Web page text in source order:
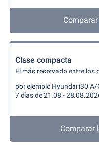
Clase compacta
El más reservado entre los
por ejemplo Hyundai i30 A/
7 días de 21.08 -
Comparar